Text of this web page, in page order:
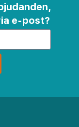
e-post?